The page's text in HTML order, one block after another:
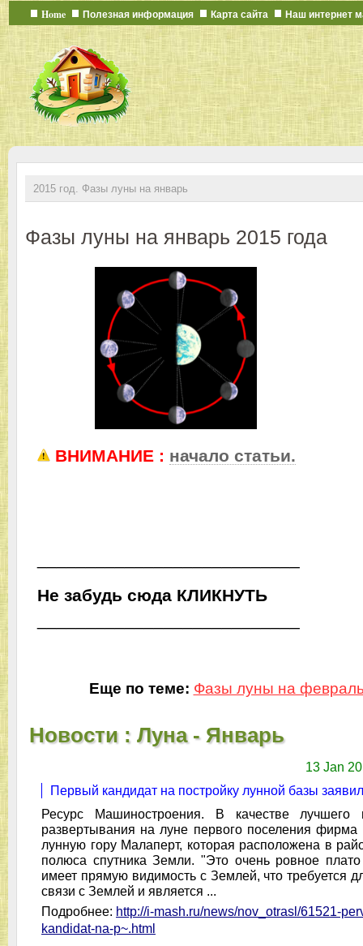
2015 год. Фазы луны на январь
Фазы луны на январь 2015 года
ВНИМАНИЕ : начало статьи.
Не забудь сюда ЬТУНКИЛК
Еще по теме: Фазы луны на
Новости : Луна - Январь
13 Jan
Первый кандидат на постройку лунной базы
Ресурс Машиностроения. В качестве лучшего
развертывания на луне первого поселения фирма
лунную гору Малаперт, которая расположена в
полюса спутника Земли. "Это очень ровное
имеет прямую видимость с Землей, что требуется
связи с Землей и является ...
Подробнее: http://i-mash.ru/news/nov_otrasl/61521-
kandidat-na-p~.html
Home Полезная информация Карта сайта Наш интернет